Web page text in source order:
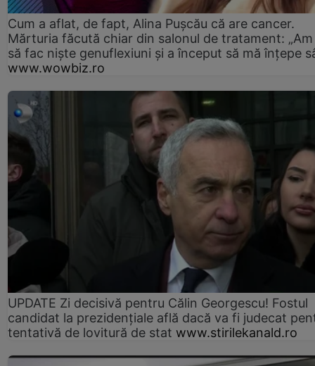
Cum a aflat, de fapt, Alina Pușcău că are cancer.
Mărturia făcută chiar din salonul de tratament:
să fac niște genuflexiuni și a început să mă înțepe
www.wowbiz.ro
UPDATE Zi decisivă pentru Călin Georgescu! Fostul
candidat la prezidențiale află dacă va fi judecat
tentativă de lovitură de stat www.stirilekanald.ro